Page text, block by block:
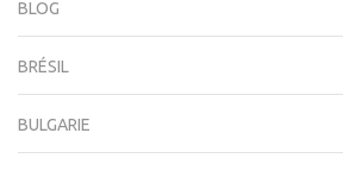
BLOG
BRÉSIL
BULGARIE